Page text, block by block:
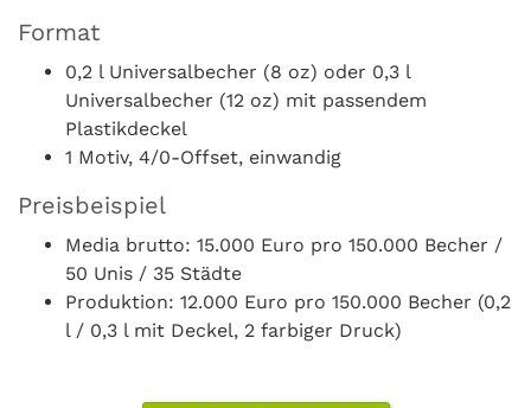
Format
0,2 l Universalbecher (8 oz) oder 0,3 l
Universalbecher (12 oz) mit passendem
Plastikdeckel
1 Motiv, 4/0-Offset, einwandig
Preisbeispiel
Media brutto: 15.000 Euro pro 150.000 Becher /
50 Unis / 35 Städte
Produktion: 12.000 Euro pro 150.000 Becher (0,2
l / 0,3 l mit Deckel, 2 farbiger Druck)